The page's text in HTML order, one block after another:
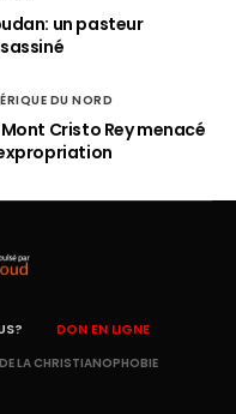
un pasteur
DU NORD
Mont Cristo Rey menacé
DON EN LIGNE
LA CHRISTIANOPHOBIE